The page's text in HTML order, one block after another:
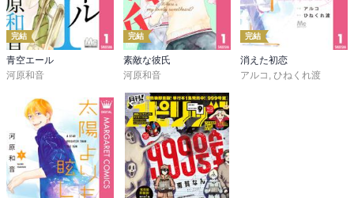
完結
青空エール
河原和音
完結
素敵な彼氏
河原和音
完結
消えた初恋
アルコ , ひねくれ渡